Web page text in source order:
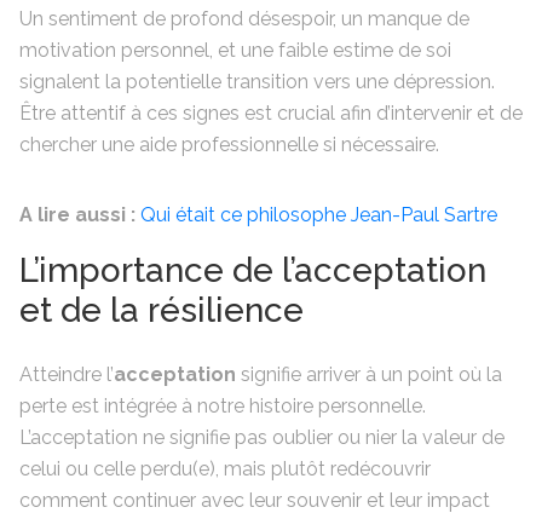
Un sentiment de profond désespoir, un manque de
motivation personnel, et une faible estime de soi
signalent la potentielle transition vers une dépression.
Être attentif à ces signes est crucial afin d’intervenir et de
chercher une aide professionnelle si nécessaire.
A lire aussi : Qui était ce philosophe Jean-Paul Sartre
L’importance de l’acceptation
et de la résilience
Atteindre l’acceptation signifie arriver à un point où la
perte est intégrée à notre histoire personnelle.
L’acceptation ne signifie pas oublier ou nier la valeur de
celui ou celle perdu(e), mais plutôt redécouvrir
comment continuer avec leur souvenir et leur impact